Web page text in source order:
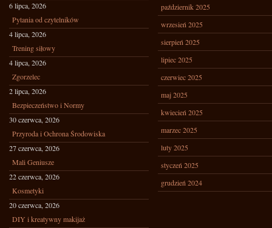
6 lipca, 2026
Pytania od czytelników
4 lipca, 2026
Trening siłowy
4 lipca, 2026
Zgorzelec
2 lipca, 2026
Bezpieczeństwo i Normy
30 czerwca, 2026
Przyroda i Ochrona Środowiska
27 czerwca, 2026
Mali Geniusze
22 czerwca, 2026
Kosmetyki
20 czerwca, 2026
DIY i kreatywny makijaż
październik 2025
wrzesień 2025
sierpień 2025
lipiec 2025
czerwiec 2025
maj 2025
kwiecień 2025
marzec 2025
luty 2025
styczeń 2025
grudzień 2024